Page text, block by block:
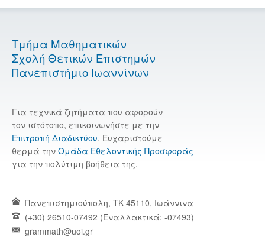
Τμήμα Μαθηματικών
Σχολή Θετικών Επιστημών
Πανεπιστήμιο Ιωαννίνων
Για τεχνικά ζητήματα που αφορούν
τον ιστότοπο, επικοινωνήστε με την
Επιτροπή Διαδικτύου. Ευχαριστούμε
θερμά την Ομάδα Εθελοντικής Προσφοράς
για την πολύτιμη βοήθεια της.
Πανεπιστημιούπολη, TK 45110, Ιωάννινα
(+30) 26510-07492 (Εναλλακτικά: -07493)
grammath@uoi.gr